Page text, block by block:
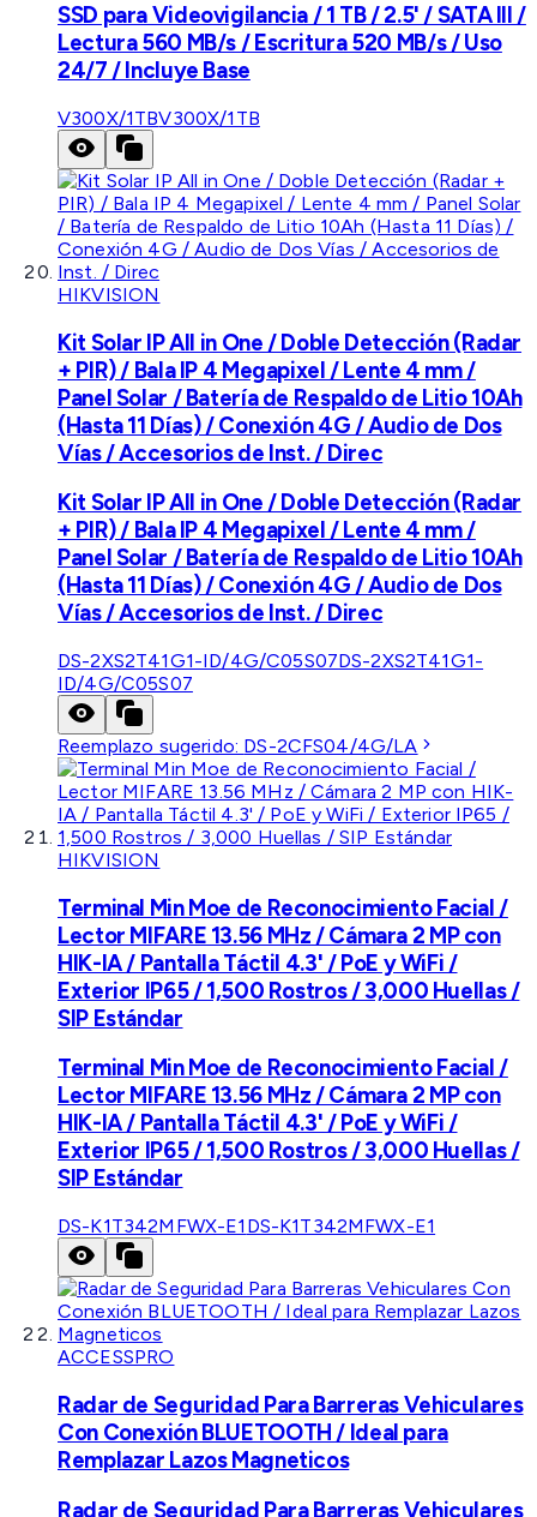
SSD para Videovigilancia / 1 TB / 2.5' / SATA III /
Lectura 560 MB/s / Escritura 520 MB/s / Uso
24/7 / Incluye Base
V300X/1TBV300X/1TB
HIKVISION
Kit Solar IP All in One / Doble Detección (Radar
+ PIR) / Bala IP 4 Megapixel / Lente 4 mm /
Panel Solar / Batería de Respaldo de Litio 10Ah
(Hasta 11 Días) / Conexión 4G / Audio de Dos
Vías / Accesorios de Inst. / Direc
Kit Solar IP All in One / Doble Detección (Radar
+ PIR) / Bala IP 4 Megapixel / Lente 4 mm /
Panel Solar / Batería de Respaldo de Litio 10Ah
(Hasta 11 Días) / Conexión 4G / Audio de Dos
Vías / Accesorios de Inst. / Direc
DS-2XS2T41G1-ID/4G/C05S07DS-2XS2T41G1-
ID/4G/C05S07
Reemplazo sugerido: DS-2CFS04/4G/LA
HIKVISION
Terminal Min Moe de Reconocimiento Facial /
Lector MIFARE 13.56 MHz / Cámara 2 MP con
HIK-IA / Pantalla Táctil 4.3' / PoE y WiFi /
Exterior IP65 / 1,500 Rostros / 3,000 Huellas /
SIP Estándar
Terminal Min Moe de Reconocimiento Facial /
Lector MIFARE 13.56 MHz / Cámara 2 MP con
HIK-IA / Pantalla Táctil 4.3' / PoE y WiFi /
Exterior IP65 / 1,500 Rostros / 3,000 Huellas /
SIP Estándar
DS-K1T342MFWX-E1 DS-K1T342MFWX-E1
ACCESSPRO
Radar de Seguridad Para Barreras Vehiculares
Con Conexión BLUETOOTH / Ideal para
Remplazar Lazos Magneticos
Radar de Seguridad Para Barreras Vehiculares